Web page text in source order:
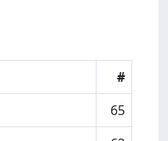
#
65